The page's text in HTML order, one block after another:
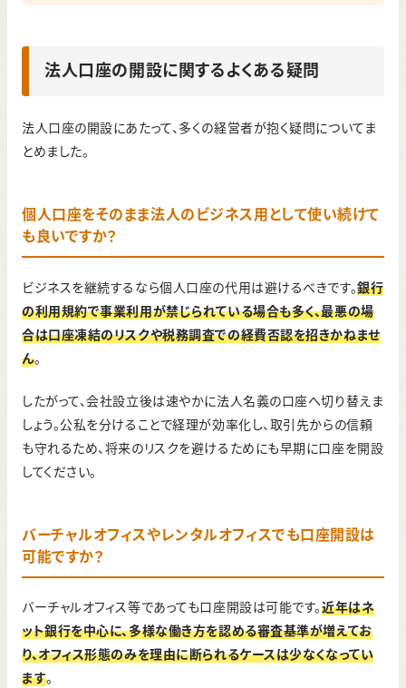
法人口座の開設に関するよくある疑問
法人口座の開設にあたって、多くの経営者が抱く疑問についてま
とめました。
個人口座をそのまま法人のビジネス用として使い続けて
も良いですか？
ビジネスを継続するなら個人口座の代用は避けるべきです。銀行
の利用規約で事業利用が禁じられている場合も多く、最悪の場
合は口座凍結のリスクや税務調査での経費否認を招きかねませ
ん。
したがって、会社設立後は速やかに法人名義の口座へ切り替えま
しょう。公私を分けることで経理が効率化し、取引先からの信頼
も守れるため、将来のリスクを避けるためにも早期に口座を開設
してください。
バーチャルオフィスやレンタルオフィスでも口座開設は
可能ですか？
バーチャルオフィス等であっても口座開設は可能です。近年はネ
ット銀行を中心に、多様な働き方を認める審査基準が増えてお
り、オフィス形態のみを理由に断られるケースは少なくなってい
ます。